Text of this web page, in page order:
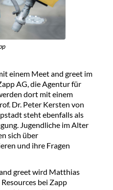
einem Meet and greet im
AG, die Agentur für
dort mit einem
Dr. Peter Kersten von
steht ebenfalls als
Jugendliche im Alter
sich über
und ihre Fragen
greet wird Matthias
bei Zapp